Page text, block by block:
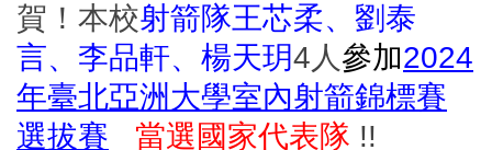
賀！本校射箭隊王芯柔、劉泰
言、李品軒、楊天玥4人 參加2024
年臺北亞洲大學室內射箭錦標賽
選拔賽
當選國家代表隊 !!